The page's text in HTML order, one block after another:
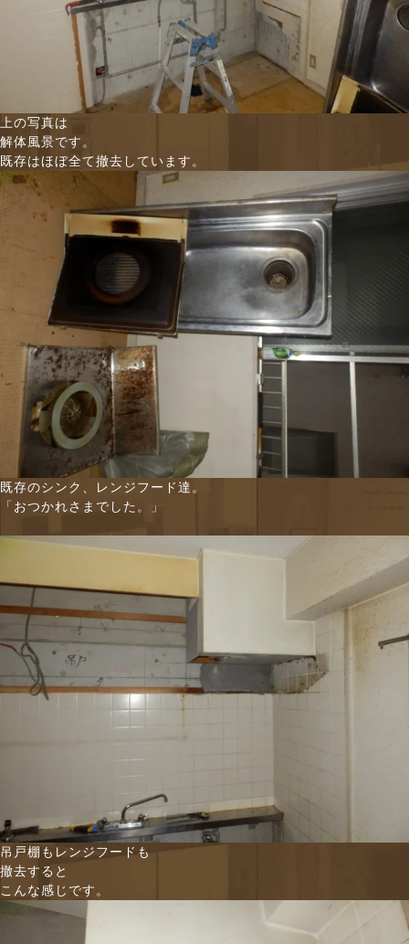
上の写真は
解体風景です。
既存はほぼ全て撤去しています。
既存のシンク、レンジフード達。
「おつかれさまでした。」
吊戸棚もレンジフードも
撤去すると
こんな感じです。